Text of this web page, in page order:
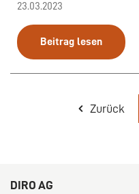
23.03.2023
Beitrag lesen
Zurück
DIRO AG